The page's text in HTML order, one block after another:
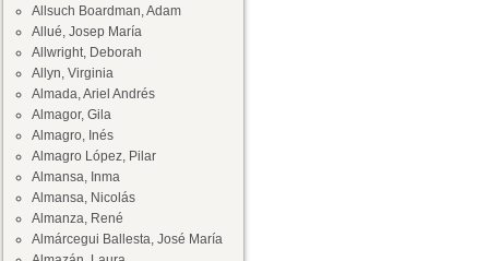
Allsuch Boardman, Adam
Allué, Josep María
Allwright, Deborah
Allyn, Virginia
Almada, Ariel Andrés
Almagor, Gila
Almagro, Inés
Almagro López, Pilar
Almansa, Inma
Almansa, Nicolás
Almanza, René
Almárcegui Ballesta, José María